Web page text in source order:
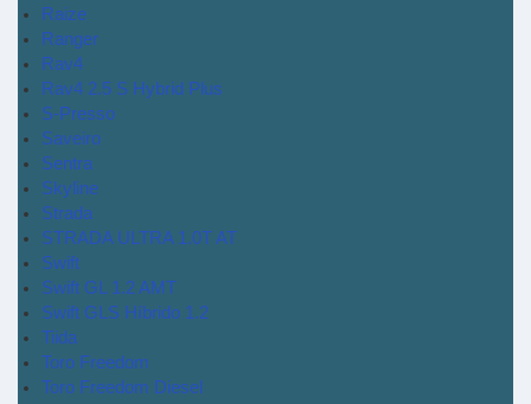
Raize
Ranger
Rav4
Rav4 2.5 S Hybrid Plus
S-Presso
Saveiro
Sentra
Skyline
Strada
STRADA ULTRA 1.0T AT
Swift
Swift GL 1.2 AMT
Swift GLS Híbrido 1.2
Tiida
Toro Freedom
Toro Freedom Diesel